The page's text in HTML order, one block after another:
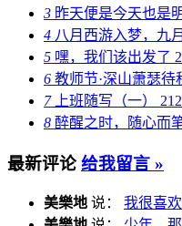
3 昨天便是今天也是
4 八月西游入梦，九
5 嘿，我们该出发了
6 教师节·深山萧瑟待
7上班随写（一）
8 醉醒之时，随心而
最新评论 给我留言 »
美樂地 说： 我很喜